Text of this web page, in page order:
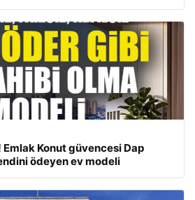
Emlak Konut güvencesi Dap
ödeyen ev modeli